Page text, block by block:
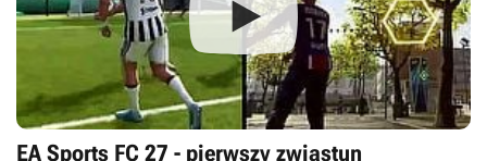
EA Sports FC 27 - pierwszy zwiastun